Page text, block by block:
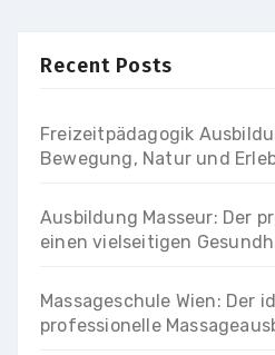
Recent Posts
Freizeitpädagogik
Bewegung, Natur und
Ausbildung Masseur: Der
einen vielseitigen
Massageschule Wien: Der
professionelle